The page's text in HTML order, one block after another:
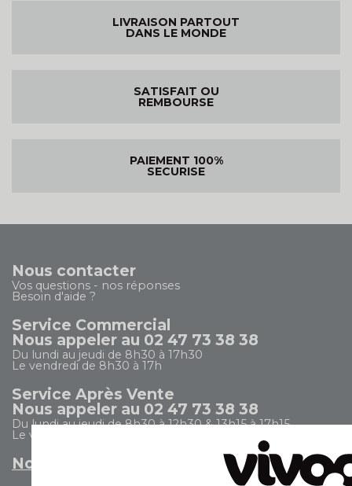
LIVRAISON PARTOUT
DANS LE MONDE
SATISFAIT OU
REMBOURSE
PAIEMENT 100%
SECURISE
Nous contacter
Vos questions - nos réponses
Besoin d'aide ?
Service Commercial
Nous appeler au 02 47 73 38 38
Du lundi au jeudi de 8h30 à 17h30
Le vendredi de 8h30 à 17h
Service Après Vente
Nous appeler au 02 47 73 38 38
Du lundi au jeudi de 8h30 à 12h30 & 13h15 à 17h15
Le vendredi de 8h30 à 12h30 & 13h15 à 16h15
Nous envoyer un email